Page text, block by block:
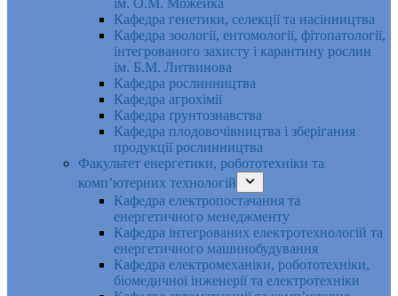
ім. О.М. Можейка
Кафедра генетики, селекції та насінництва
Кафедра зоології, ентомології, фітопатології,
інтегрованого захисту і карантину рослин
ім. Б.М. Литвинова
Кафедра рослинництва
Кафедра агрохімії
Кафедра ґрунтознавства
Кафедра плодовочівництва і зберігання
продукції рослинництва
Факультет енергетики, робототехніки та
комп’ютерних технологій
Кафедра електропостачання та
енергетичного менеджменту
Кафедра інтегрованих електротехнологій та
енергетичного машинобудування
Кафедра електромеханіки, робототехніки,
біомедичної інженерії та електротехніки